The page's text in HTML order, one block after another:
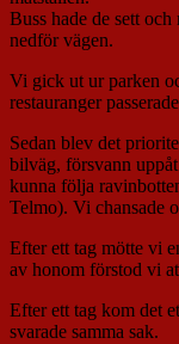
Buss hade de sett
nedför vägen.
Vi gick ut ur parken
restauranger
Sedan blev det
bilväg, försvann
kunna följa
Telmo). Vi chansade
Efter ett tag mötte vi
av honom förstod vi
Efter ett tag kom det
svarade samma sak.